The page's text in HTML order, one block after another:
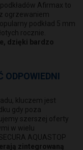
Afirmax to
ogrzewaniem
podkład 5 mm
rocznie.
dzięki bardzo
ODPOWIEDNI
kluczem jest
gdy poza
szerszej oferty
w wielu
AQUASTOP
zintegrowaną